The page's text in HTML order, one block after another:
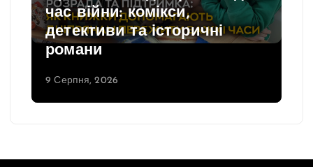
час війни: комікси,
детективи та історичні
романи
9 Серпня, 2026